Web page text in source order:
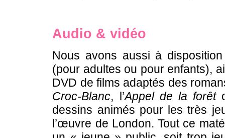
Audio & vidéo
Nous avons aussi à
(pour adultes ou pour enfants),
DVD de films adaptés des
Croc-Blanc, l’Appel de la forêt
dessins animés pour les très
l’œuvre de London. Tout ce